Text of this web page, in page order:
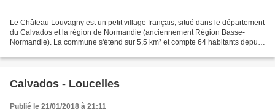
Le Château Louvagny est un petit village français, situé dans le département
du Calvados et la région de Normandie (anciennement Région Basse-
Normandie). La commune s'étend sur 5,5 km² et compte 64 habitants depuis
Calvados - Loucelles
Publié le 21/01/2018 à 21:11